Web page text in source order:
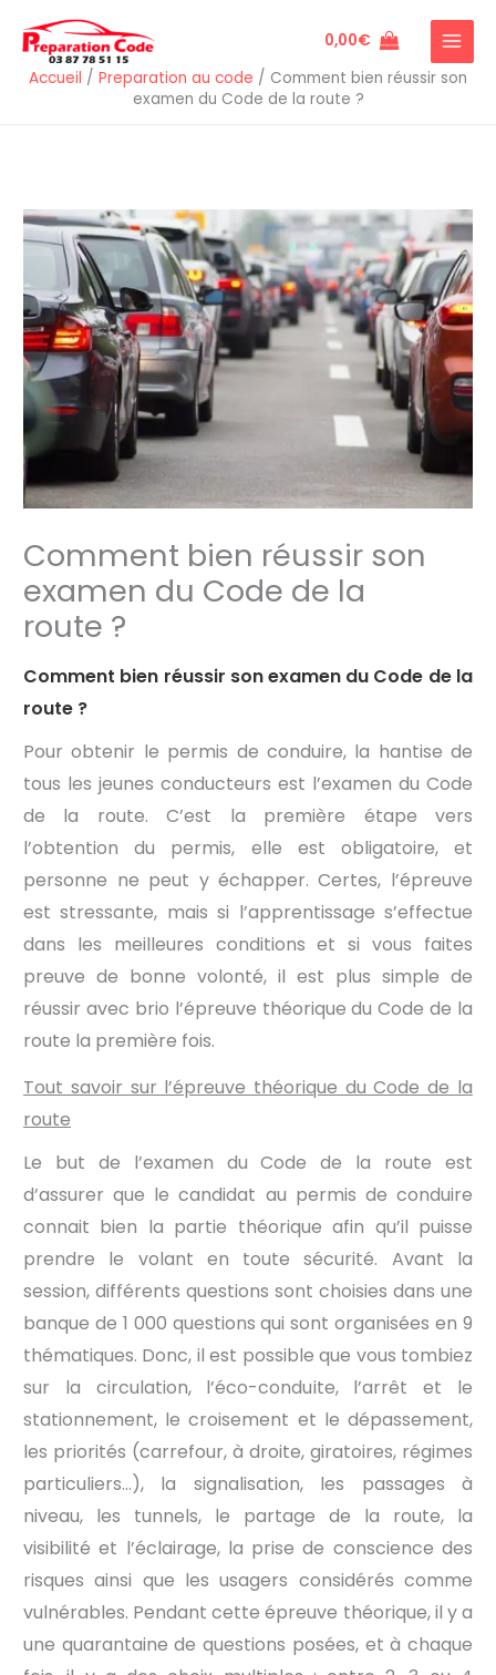
contenu
0,00€
Accueil / Preparation au code / Comment bien réussir son
examen du Code de la route ?
Comment bien réussir son
examen du Code de la
route ?
Comment bien réussir son examen du Code de la
route ?
Pour obtenir le permis de conduire, la hantise de
tous les jeunes conducteurs est l’examen du Code
de la route. C’est la première étape vers
l’obtention du permis, elle est obligatoire, et
personne ne peut y échapper. Certes, l’épreuve
est stressante, mais si l’apprentissage s’effectue
dans les meilleures conditions et si vous faites
preuve de bonne volonté, il est plus simple de
réussir avec brio l’épreuve théorique du Code de la
route la première fois.
Tout savoir sur l’épreuve théorique du Code de la
route
Le but de l’examen du Code de la route est
d’assurer que le candidat au permis de conduire
connait bien la partie théorique afin qu’il puisse
prendre le volant en toute sécurité. Avant la
session, différents questions sont choisies dans une
banque de 1 000 questions qui sont organisées en 9
thématiques. Donc, il est possible que vous tombiez
sur la circulation, l’éco-conduite, l’arrêt et le
stationnement, le croisement et le dépassement,
les priorités (carrefour, à droite, giratoires, régimes
particuliers…), la signalisation, les passages à
niveau, les tunnels, le partage de la route, la
visibilité et l’éclairage, la prise de conscience des
risques ainsi que les usagers considérés comme
vulnérables. Pendant cette épreuve théorique, il y a
une quarantaine de questions posées, et à chaque